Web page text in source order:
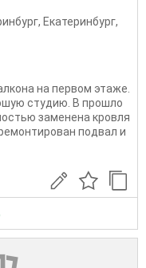
, Екатеринбург,
на первом этаже.
студию. В прошло
заменена кровля
подвал и